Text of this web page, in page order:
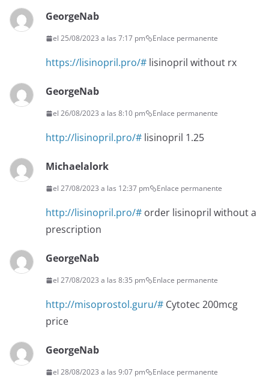
GeorgeNab
el 25/08/2023 a las 7:17 pm Enlace permanente
https://lisinopril.pro/# lisinopril without rx
GeorgeNab
el 26/08/2023 a las 8:10 pm Enlace permanente
http://lisinopril.pro/# lisinopril 1.25
Michaelalork
el 27/08/2023 a las 12:37 pm Enlace permanente
http://lisinopril.pro/# order lisinopril without a
prescription
GeorgeNab
el 27/08/2023 a las 8:35 pm Enlace permanente
http://misoprostol.guru/# Cytotec 200mcg
price
GeorgeNab
el 28/08/2023 a las 9:07 pm Enlace permanente